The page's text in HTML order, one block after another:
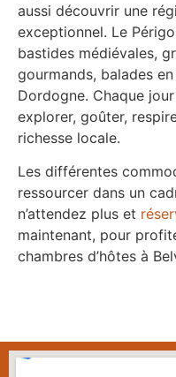
aussi découvrir une
exceptionnel. Le
bastides médiévales,
gourmands, balades
Dordogne. Chaque
explorer, goûter,
richesse locale.
Les différentes
ressourcer dans un
n’attendez plus et
maintenant, pour
chambres d’hôtes à